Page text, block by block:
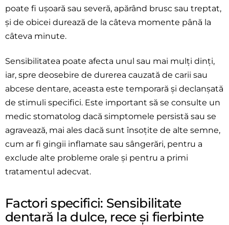
poate fi ușoară sau severă, apărând brusc sau treptat,
și de obicei durează de la câteva momente până la
câteva minute.
Sensibilitatea poate afecta unul sau mai mulți dinți,
iar, spre deosebire de durerea cauzată de carii sau
abcese dentare, aceasta este temporară și declanșată
de stimuli specifici. Este important să se consulte un
medic stomatolog dacă simptomele persistă sau se
agravează, mai ales dacă sunt însoțite de alte semne,
cum ar fi gingii inflamate sau sângerări, pentru a
exclude alte probleme orale și pentru a primi
tratamentul adecvat.
Factori specifici: Sensibilitate
dentară la dulce, rece și fierbinte